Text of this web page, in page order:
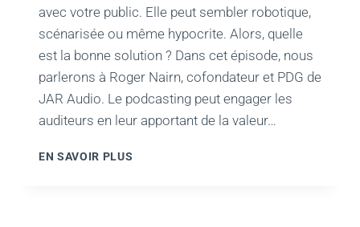
avec votre public. Elle peut sembler robotique,
scénarisée ou même hypocrite. Alors, quelle
est la bonne solution ? Dans cet épisode, nous
parlerons à Roger Nairn, cofondateur et PDG de
JAR Audio. Le podcasting peut engager les
auditeurs en leur apportant de la valeur…
EN SAVOIR PLUS